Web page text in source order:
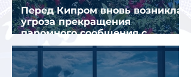
Перед Кипром вновь возникла
угроза прекращения
паромного сообщения с
Грецией